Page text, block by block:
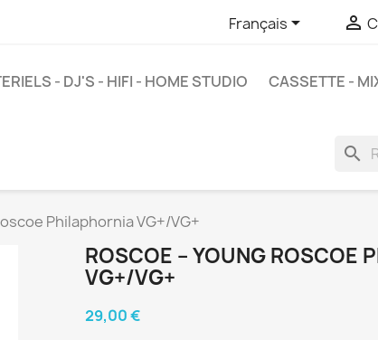
Français 
- DJ'S - HIFI - HOME STUDIO
CASSETTE -
search
Philaphornia VG+/VG+
ROSCOE ‎– YOUNG ROSCOE
VG+/VG+
29,00 €